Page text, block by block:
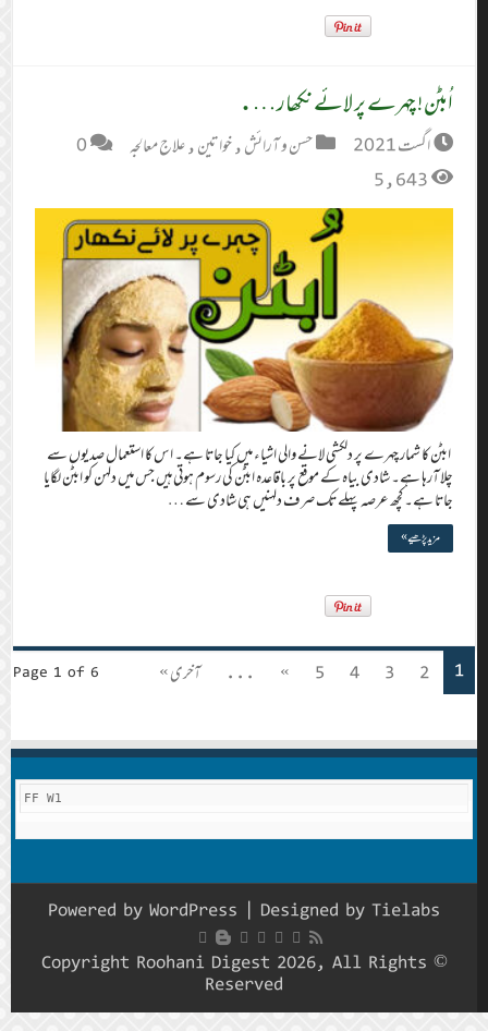
اُبٹن! چہرے پر لائے نکھار….
اگست 2021 حسن و آرائش,خواتین,علاج معالجہ
0
5,643
ابٹن کا شمار چہرے پر دلکشی لانے والی اشیاء میں کیا جاتا ہے۔ اس کا استعمال صدیوں سے
چلا آرہا ہے۔ شادی بیاہ کے موقع پر باقاعدہ ابٹن کی رسوم ہوتی ہیں جس میں دلہن کو ابٹن لگایا
جاتا ہے۔ کچھ عرصہ پہلے تک صرف دلہنیں ہی شادی سے …
مزید پڑھیے »
Page 1 of 6 1
2
3
4
5
»
... آخری »
FF W1
Powered by WordPress | Designed by Tielabs
© Copyright Roohani Digest 2026, All Rights
Reserved